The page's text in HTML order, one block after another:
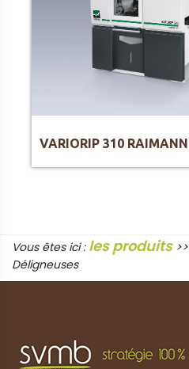
VARIORIP 310 RAIMANN
Vous êtes ici : les produits>>
Déligneuses